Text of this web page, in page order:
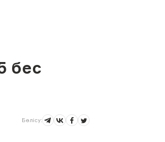
бес
Бөлісу: